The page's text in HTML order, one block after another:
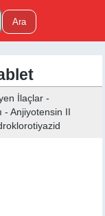
İlaçlar -
Anjiyotensin II